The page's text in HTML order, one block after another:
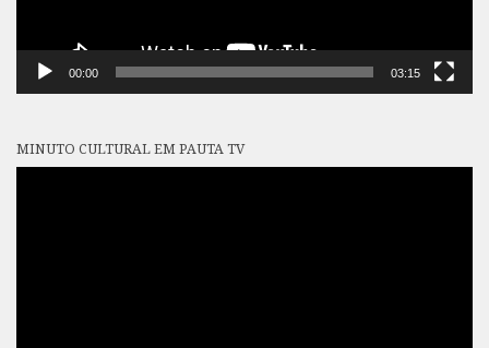
00:00 03:15
MINUTO CULTURAL EM PAUTA TV